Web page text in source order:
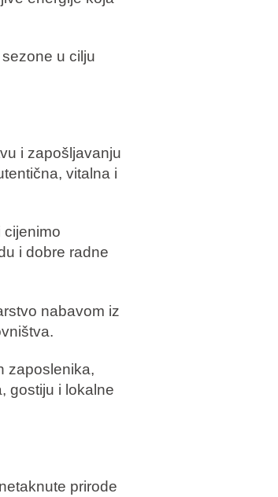
u cilju
i zapošljavanju
vitalna i
cijenimo
i dobre radne
nabavom iz
zaposlenika,
gostiju i lokalne
prirode